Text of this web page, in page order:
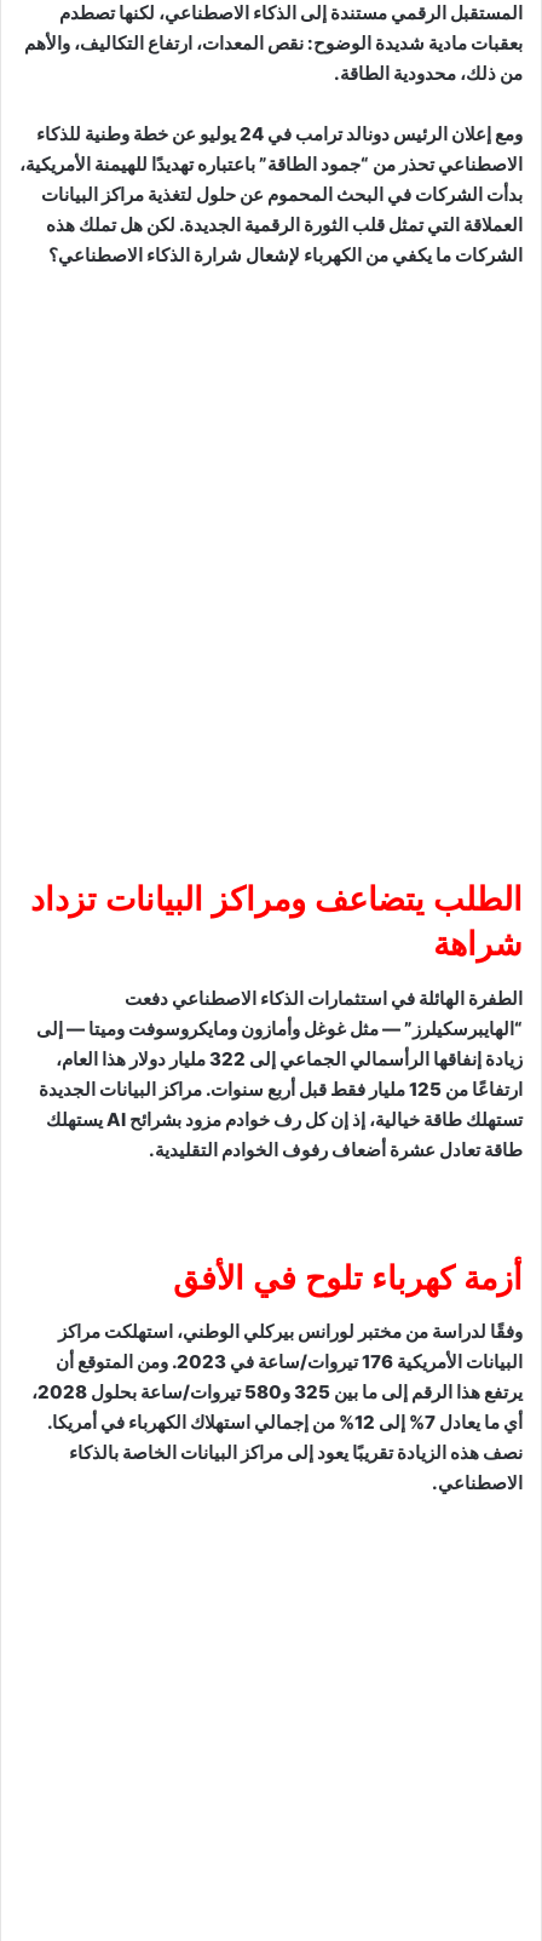
المستقبل الرقمي مستندة إلى الذكاء الاصطناعي، لكنها تصطدم
بعقبات مادية شديدة الوضوح: نقص المعدات، ارتفاع التكاليف، والأهم
من ذلك، محدودية الطاقة.
ومع إعلان الرئيس دونالد ترامب في 24 يوليو عن خطة وطنية للذكاء
الاصطناعي تحذر من “جمود الطاقة” باعتباره تهديدًا للهيمنة الأمريكية،
بدأت الشركات في البحث المحموم عن حلول لتغذية مراكز البيانات
العملاقة التي تمثل قلب الثورة الرقمية الجديدة. لكن هل تملك هذه
الشركات ما يكفي من الكهرباء لإشعال شرارة الذكاء الاصطناعي؟
الطلب يتضاعف ومراكز البيانات تزداد
شراهة
الطفرة الهائلة في استثمارات الذكاء الاصطناعي دفعت
“الهايبرسكيلرز” — مثل غوغل وأمازون ومايكروسوفت وميتا — إلى
زيادة إنفاقها الرأسمالي الجماعي إلى 322 مليار دولار هذا العام،
ارتفاعًا من 125 مليار فقط قبل أربع سنوات. مراكز البيانات الجديدة
تستهلك طاقة خيالية، إذ إن كل رف خوادم مزود بشرائح AI يستهلك
طاقة تعادل عشرة أضعاف رفوف الخوادم التقليدية.
أزمة كهرباء تلوح في الأفق
وفقًا لدراسة من مختبر لورانس بيركلي الوطني، استهلكت مراكز
البيانات الأمريكية 176 تيروات/ساعة في 2023. ومن المتوقع أن
يرتفع هذا الرقم إلى ما بين 325 و580 تيروات/ساعة بحلول 2028،
أي ما يعادل 7% إلى 12% من إجمالي استهلاك الكهرباء في أمريكا.
نصف هذه الزيادة تقريبًا يعود إلى مراكز البيانات الخاصة بالذكاء
الاصطناعي.